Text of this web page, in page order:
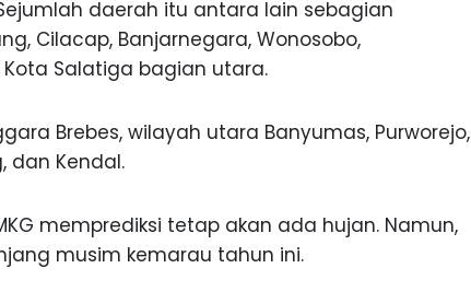
daerah itu antara lain sebagian
Cilacap, Banjarnegara, Wonosobo,
Salatiga bagian utara.
Brebes, wilayah utara Banyumas, Purworejo,
dan Kendal.
memprediksi tetap akan ada hujan. Namun,
musim kemarau tahun ini.